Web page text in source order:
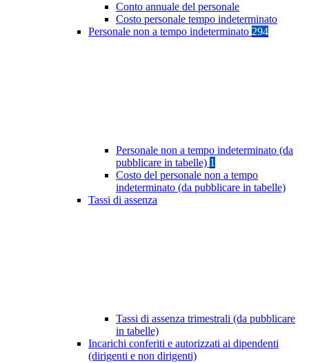
Conto annuale del personale
Costo personale tempo indeterminato
Personale non a tempo indeterminato 294
Personale non a tempo indeterminato (da
pubblicare in tabelle) 1
Costo del personale non a tempo
indeterminato (da pubblicare in tabelle)
Tassi di assenza
Tassi di assenza trimestrali (da pubblicare
in tabelle)
Incarichi conferiti e autorizzati ai dipendenti
(dirigenti e non dirigenti)